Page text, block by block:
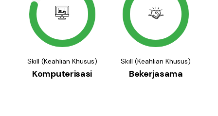
Skill (Keahlian Khusus)
Komputerisasi
Skill (Keahlian Khusus)
Bekerjasama